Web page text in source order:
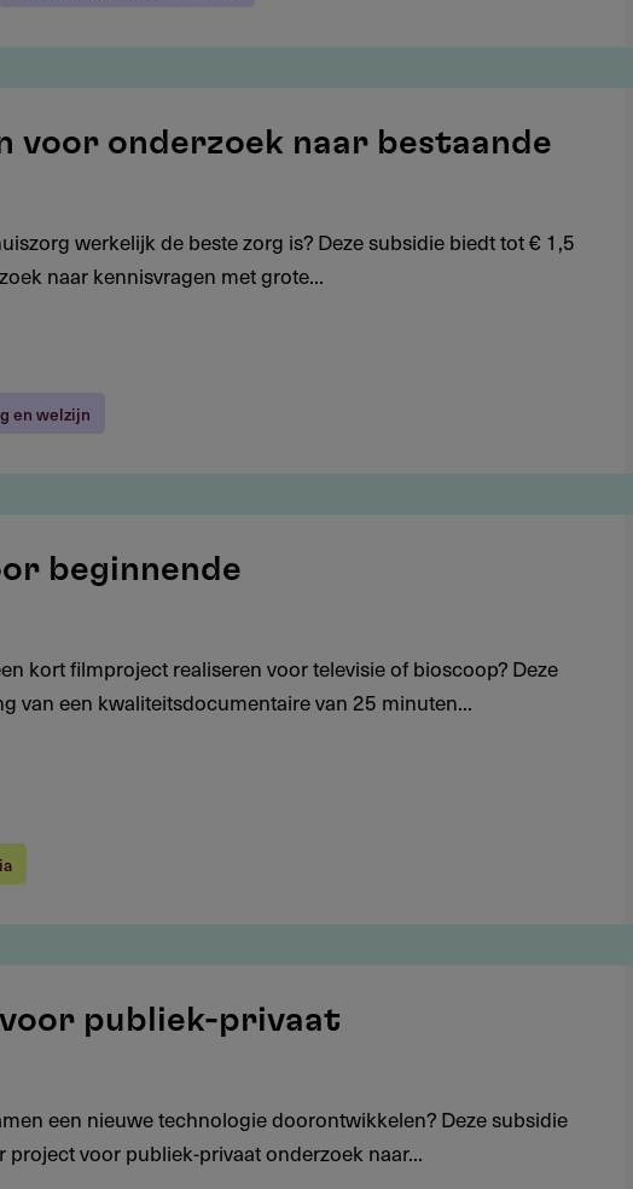
voor onderzoek naar bestaande
werkelijk de beste zorg is? Deze subsidie biedt tot € 1,5
naar kennisvragen met grote...
en welzijn
beginnende
kort filmproject realiseren voor televisie of bioscoop? Deze
van een kwaliteitsdocumentaire van 25 minuten...
publiek-privaat
een nieuwe technologie doorontwikkelen? Deze subsidie
voor publiek-privaat onderzoek naar...